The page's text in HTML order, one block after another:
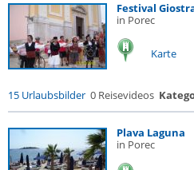
Festival
in Porec
Karte
15 Urlaubsbilder 0 Reisevideos
Plava Laguna
in Porec